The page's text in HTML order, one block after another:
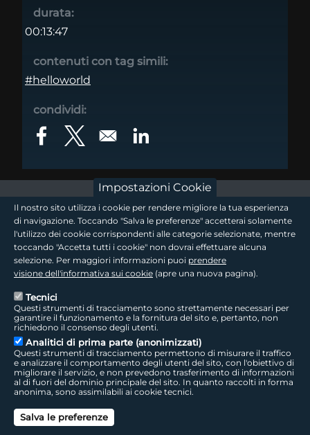
durata:
00:13:47
contenuti con tag simili:
#helloworld
condividi:
Opens in a new window
Opens in a new windowOpens in a new window
footer - sezione logo 1
footer - sezione logo2
footer - sezione colophon
Sede Legale: Via della Liberazione, 15 - 40128 Bologna BO
Capitale Sociale interamente versato ad oggi: € 69.881.000,00 | P.IVA/C.F.
footer - sezione link utili
Seguici sui social
LepidaTV | Accessibilità | Cookie | Privacy | Social Media Policy
Impostazioni Cookie
Il nostro sito utilizza i cookie per rendere migliore la tua esperienza
di navigazione. Toccando "Salva le preferenze" accetterai solamente
l'utilizzo dei cookie corrispondenti alle categorie selezionate, mentre
toccando "Accetta tutti i cookie" non dovrai effettuare alcuna
selezione. Per maggiori informazioni puoi prendere
visione dell'informativa sui cookie (apre una nuova pagina).
Tecnici
Questi strumenti di tracciamento sono strettamente necessari per
garantire il funzionamento e la fornitura del sito e, pertanto, non
richiedono il consenso degli utenti.
Analitici di prima parte (anonimizzati)
Questi strumenti di tracciamento permettono di misurare il traffico
e analizzare il comportamento degli utenti del sito, con l'obiettivo di
migliorare il servizio, e non prevedono trasferimento di informazioni
al di fuori del dominio principale del sito. In quanto raccolti in forma
anonima, sono assimilabili ai cookie tecnici.
Salva le preferenze